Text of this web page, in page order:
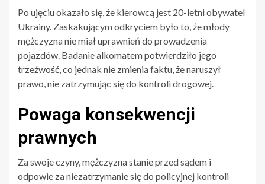
Po ujęciu okazało się, że kierowcą jest 20-letni obywatel
Ukrainy. Zaskakującym odkryciem było to, że młody
mężczyzna nie miał uprawnień do prowadzenia
pojazdów. Badanie alkomatem potwierdziło jego
trzeźwość, co jednak nie zmienia faktu, że naruszył
prawo, nie zatrzymując się do kontroli drogowej.
Powaga konsekwencji
prawnych
Za swoje czyny, mężczyzna stanie przed sądem i
odpowie za niezatrzymanie się do policyjnej kontroli